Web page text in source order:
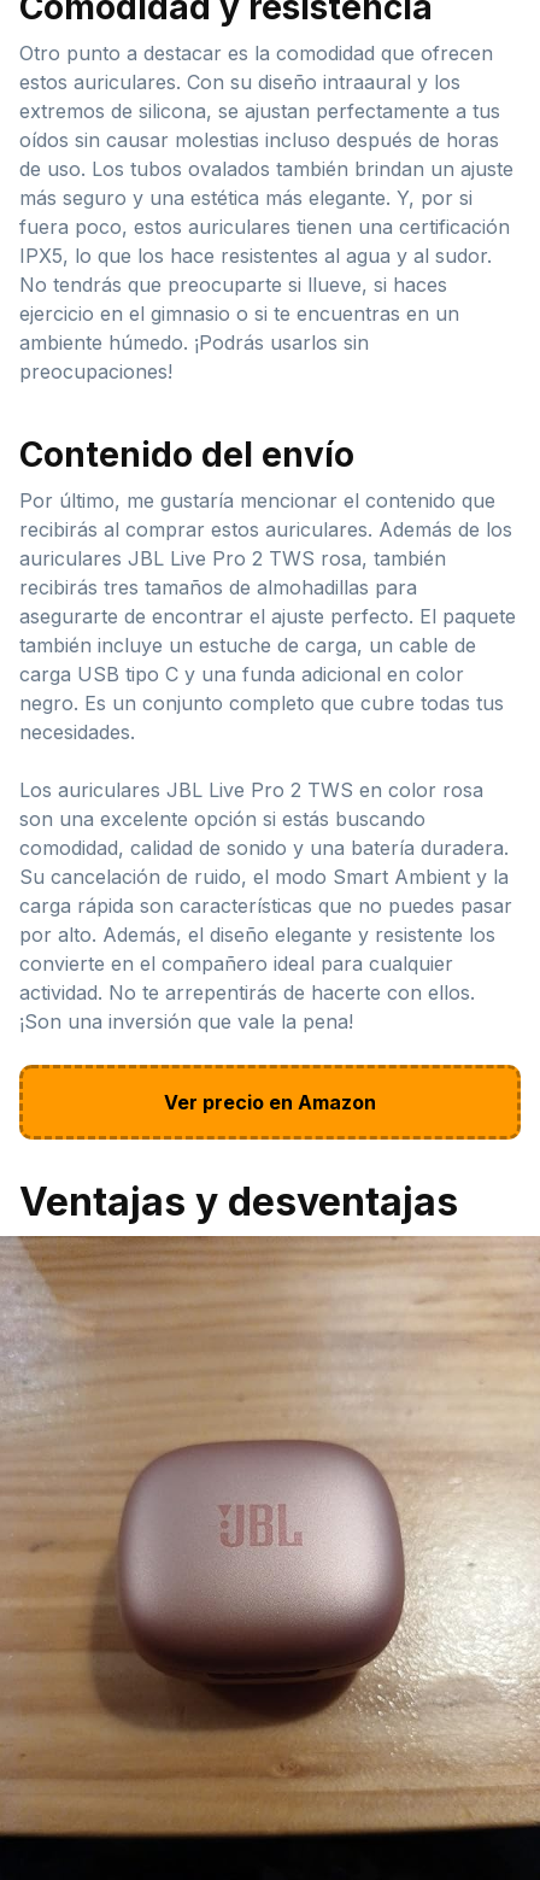
Otro punto a destacar es la comodidad que ofrecen
estos auriculares. Con su diseño intraaural y los
extremos de silicona, se ajustan perfectamente a tus
oídos sin causar molestias incluso después de horas
de uso. Los tubos ovalados también brindan un ajuste
más seguro y una estética más elegante. Y, por si
fuera poco, estos auriculares tienen una certificación
IPX5, lo que los hace resistentes al agua y al sudor.
No tendrás que preocuparte si llueve, si haces
ejercicio en el gimnasio o si te encuentras en un
ambiente húmedo. ¡Podrás usarlos sin
preocupaciones!
Contenido del envío
Por último, me gustaría mencionar el contenido que
recibirás al comprar estos auriculares. Además de los
auriculares JBL Live Pro 2 TWS rosa, también
recibirás tres tamaños de almohadillas para
asegurarte de encontrar el ajuste perfecto. El paquete
también incluye un estuche de carga, un cable de
carga USB tipo C y una funda adicional en color
negro. Es un conjunto completo que cubre todas tus
necesidades.
Los auriculares JBL Live Pro 2 TWS en color rosa
son una excelente opción si estás buscando
comodidad, calidad de sonido y una batería duradera.
Su cancelación de ruido, el modo Smart Ambient y la
carga rápida son características que no puedes pasar
por alto. Además, el diseño elegante y resistente los
convierte en el compañero ideal para cualquier
actividad. No te arrepentirás de hacerte con ellos.
¡Son una inversión que vale la pena!
Ver precio en Amazon
Ventajas y desventajas